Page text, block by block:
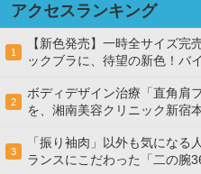
アクセスランキング
1
【新色発売】一時全サイズ完
ックブラに、待望の新色！バ
2
ボディデザイン治療「直角肩
を、湘南美容クリニック新宿
3
「振り袖肉」以外も気にな
ランスにこだわった「二の腕